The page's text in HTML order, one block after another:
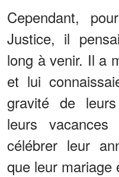
Cependant,
Justice, il
long à venir. Il a
et lui
gravité de
leurs
célébrer leur
que leur mariage